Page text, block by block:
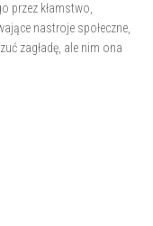
przez kłamstwo,
nastroje społeczne,
zagładę, ale nim ona